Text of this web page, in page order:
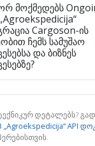
მოქმედებს
Cargoson-ის
ჩემს სამუშაო
და ბიზნეს
დეტალებს?
„Agroekspedicija“ API